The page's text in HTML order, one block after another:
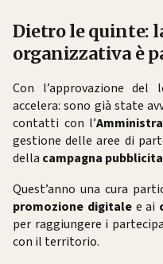
Dietro le quinte:
organizzativa è
Con l’approvazione
accelera: sono già state
contatti con l’
gestione delle aree di
della campagna
Quest’anno una cura
promozione digitalee ai
per raggiungere i
con il territorio.